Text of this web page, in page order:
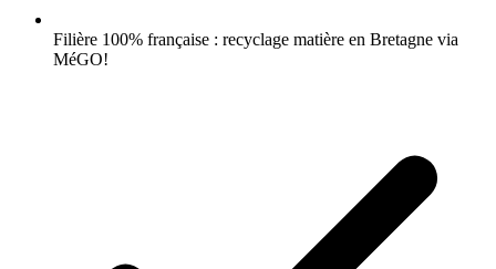
Filière 100% française : recyclage matière en Bretagne via
MéGO!